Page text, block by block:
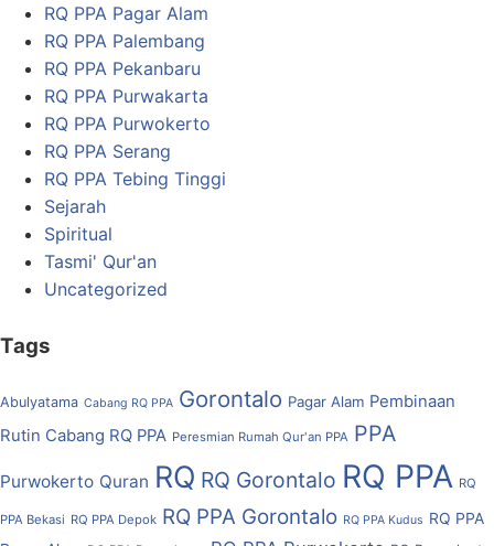
RQ PPA Pagar Alam
RQ PPA Palembang
RQ PPA Pekanbaru
RQ PPA Purwakarta
RQ PPA Purwokerto
RQ PPA Serang
RQ PPA Tebing Tinggi
Sejarah
Spiritual
Tasmi' Qur'an
Uncategorized
Tags
Abulyatama Cabang RQ PPA Gorontalo Pagar Alam Pembinaan
Rutin Cabang RQ PPA Peresmian Rumah Qur'an PPA PPA
Purwokerto Quran RQ RQ Gorontalo RQ PPA RQ
PPA Bekasi RQ PPA Depok RQ PPA Gorontalo RQ PPA Kudus RQ PPA